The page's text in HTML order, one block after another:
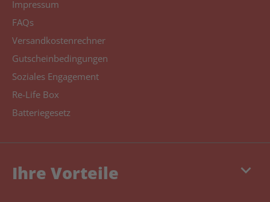
Impressum
FAQs
Versandkostenrechner
Gutscheinbedingungen
Soziales Engagement
Re-Life Box
Batteriegesetz
keyboard_arrow_down
Ihre Vorteile